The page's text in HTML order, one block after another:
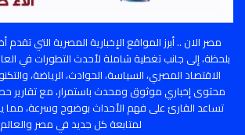
مصر الان .. أبرز المواقع الإخبارية المصرية التي تقدم
بلحظة، إلى جانب تغطية شاملة لأحدث التطورات في
الاقتصاد المصري، السياسة، الحوادث، الرياضة،
محتوى إخباري موثوق ومحدث باستمرار، مع تقارير
تساعد القارئ على فهم الأحداث بوضوح وسرعة، مما
لمتابعة كل جديد في مصر